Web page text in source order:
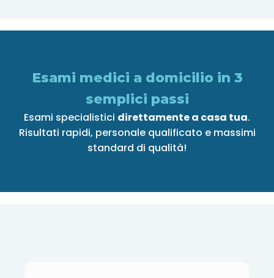
Esami medici a domicilio in 3
semplici passi
Esami specialistici direttamente a casa tua.
‍Risultati rapidi, personale qualificato e massimi
standard di qualità!